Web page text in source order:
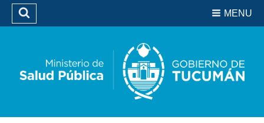
Biblioteca
MENU
Buscar